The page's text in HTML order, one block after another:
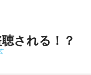
される！？